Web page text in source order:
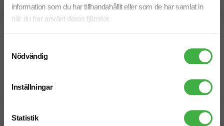
information som du har tillhandahållit eller som de har samlat in
när du har använt deras tjänster.
Nödvändig
Inställningar
Statistik
Fri offert